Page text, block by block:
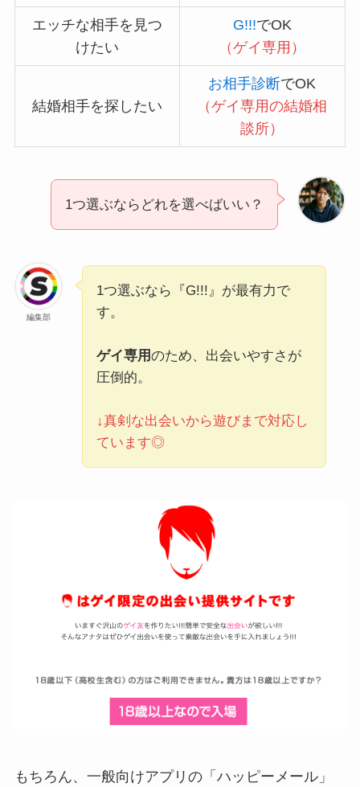
エッチな相手を見つ
けたい
G!!!でOK
（ゲイ専用）
結婚相手を探したい
お相手診断でOK
（ゲイ専用の結婚相
談所）
1つ選ぶならどれを選べばいい？
編集部
1つ選ぶなら『G!!!』が最有力で
す。
ゲイ専用のため、出会いやすさが
圧倒的。
↓真剣な出会いから遊びまで対応し
ています◎
もちろん、一般向けアプリの「ハッピーメール」